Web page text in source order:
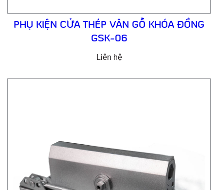
PHỤ KIỆN CỬA THÉP VÂN GỖ KHÓA ĐỒNG
GSK-06
Liên hệ